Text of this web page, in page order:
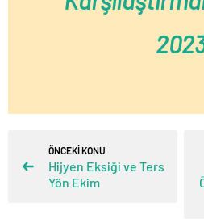
ÖNCEKİ KONU
Hijyen Eksiği ve Ters
Yön Ekim